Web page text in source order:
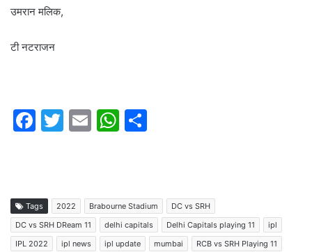
उमरान मलिक,
टी नटराजन
F
b
o
T
E
W
A
p
Tags 2022 Brabourne Stadium
DC vs SRH
DC vs SRH DReam 11
delhi capitals Delhi Capitals playing 11
ipl
IPL 2022
ipl news ipl update mumbai
RCB vs SRH Playing 11